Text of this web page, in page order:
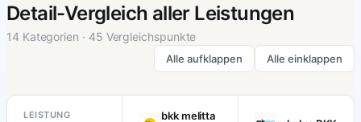
Detail-Vergleich aller Leistungen
14 Kategorien · 45 Vergleichspunkte
Alle aufklappen Alle einklappen
LEISTUNG
bkk melitta